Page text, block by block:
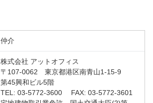
仲介
株式会社 アットオフィス
〒107-0062 東京都港区南青山1-15-9
第45興和ビル5階
TEL: 03-5772-3600 FAX: 03-5772-3601